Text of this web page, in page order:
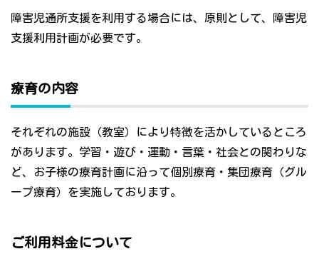
障害児通所支援を利用する場合には、原則として、障害児
支援利用計画が必要です。
療育の内容
それぞれの施設（教室）により特徴を活かしているところ
があります。学習・遊び・運動・言葉・社会との関わりな
ど、お子様の療育計画に沿って個別療育・集団療育（グル
ープ療育）を実施しております。
ご利用料金について